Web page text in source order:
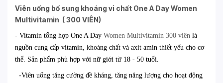
Viên uống bổ sung khoáng vi chất One A Day Women
Multivitamin ( 300 VIÊN)
- Vitamin tổng hợp One A Day Women Multivitamin 300 viên là
nguồn cung cấp vitamin, khoáng chất và axit amin thiết yếu cho cơ
thể. Sản phẩm phù hợp với nữ giới từ 18 - 50 tuổi.
-Viên uống tăng cường đề kháng, tăng năng lượng cho hoạt động